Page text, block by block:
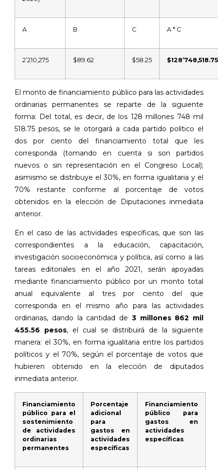
A B C A * C
2’210,275 $89.62 $58.25 $128’748,518.75
El monto de financiamiento público para las actividades
ordinarias permanentes se reparte de la siguiente
forma: Del total, es decir, de los 128 millones 748 mil
518.75 pesos, se le otorgará a cada partido político el
dos por ciento del financiamiento total que les
corresponda (tomando en cuenta si son partidos
nuevos o sin representación en el Congreso Local);
asimismo se distribuye el 30%, en forma igualitaria y el
70% restante conforme al porcentaje de votos
obtenidos en la elección de Diputaciones inmediata
anterior.
En el caso de las actividades específicas, que son las
correspondientes a la educación, capacitación,
investigación socioeconómica y política, así como a las
tareas editoriales en el año 2021, serán apoyadas
mediante financiamiento público por un monto total
anual equivalente al tres por ciento del que
corresponda en el mismo año para las actividades
ordinarias, dando la cantidad de 3 millones 862 mil
455.56 pesos, el cual se distribuirá de la siguiente
manera: el 30%, en forma igualitaria entre los partidos
políticos y el 70%, según el porcentaje de votos que
hubieren obtenido en la elección de diputados
inmediata anterior.
Financiamiento
público para el
sostenimiento
de actividades
ordinarias
permanentes
Porcentaje
adicional
para
gastos en
actividades
específicas
Financiamiento
público para
gastos en
actividades
específicas